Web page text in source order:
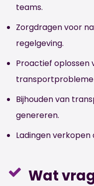
teams.
Zorgdragen voor
regelgeving.
Proactief oplossen
Bijhouden van
genereren.
Ladingen
Wat